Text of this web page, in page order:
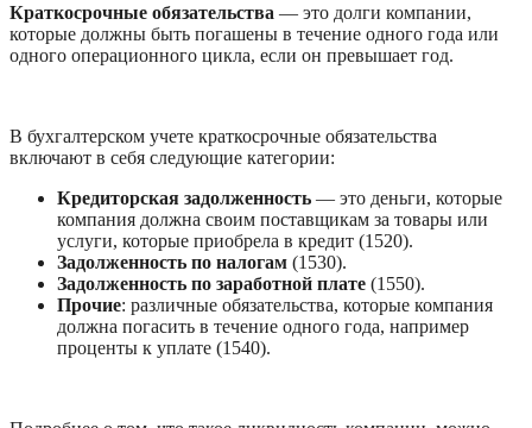
Краткосрочные обязательства — это долги компании,
которые должны быть погашены в течение одного года или
одного операционного цикла, если он превышает год.
В бухгалтерском учете краткосрочные обязательства
включают в себя следующие категории:
Кредиторская задолженность — это деньги, которые
компания должна своим поставщикам за товары или
услуги, которые приобрела в кредит (1520).
Задолженность по налогам (1530).
Задолженность по заработной плате (1550).
Прочие: различные обязательства, которые компания
должна погасить в течение одного года, например
проценты к уплате (1540).